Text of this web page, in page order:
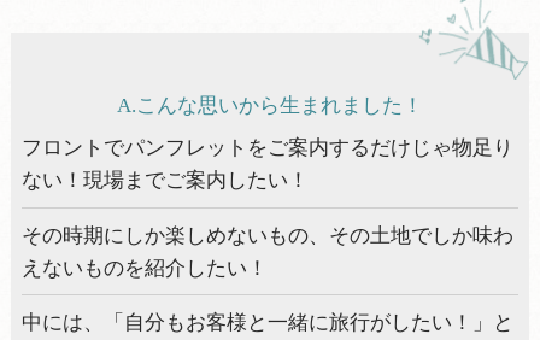
おすすめツアー
A.こんな思いから生まれました！
フロントでパンフレットをご案内するだけじゃ物足り
ない！現場までご案内したい！
その時期にしか楽しめないもの、その土地でしか味わ
えないものを紹介したい！
中には、「自分もお客様と一緒に旅行がしたい！」と